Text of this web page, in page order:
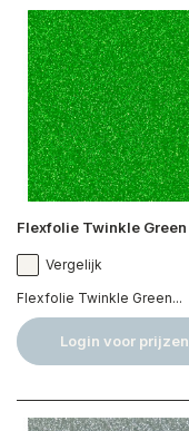
Flexfolie Twinkle Green
Vergelijk
Flexfolie Twinkle Green...
Login voor prijzen